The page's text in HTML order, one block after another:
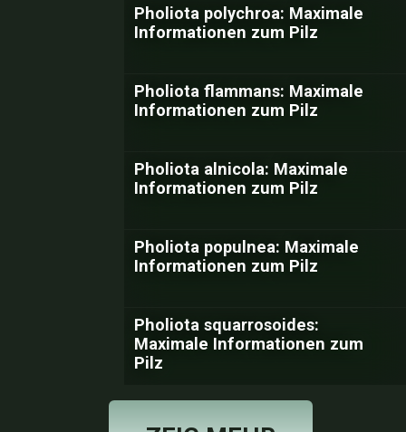
Pholiota polychroa: Maximale
Informationen zum Pilz
Pholiota flammans: Maximale
Informationen zum Pilz
Pholiota alnicola: Maximale
Informationen zum Pilz
Pholiota populnea: Maximale
Informationen zum Pilz
Pholiota squarrosoides:
Maximale Informationen zum
Pilz